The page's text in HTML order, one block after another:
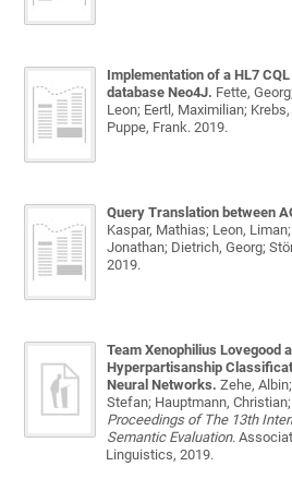
Implementation of a HL7
database Neo4J. Fette,
Leon; Eertl, Maximilian;
Puppe, Frank. 2019.
Query Translation between
Kaspar, Mathias; Leon,
Jonathan; Dietrich, Georg;
2019.
Team Xenophilius Lovegood
Hyperpartisanship
Neural Networks. Zehe,
Stefan; Hauptmann,
Proceedings of The 13th
Semantic Evaluation.
Linguistics, 2019.